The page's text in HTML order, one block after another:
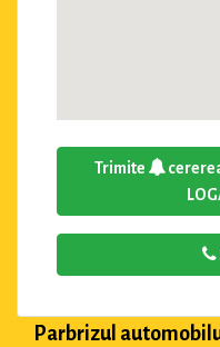
Trimite
Parbrizul